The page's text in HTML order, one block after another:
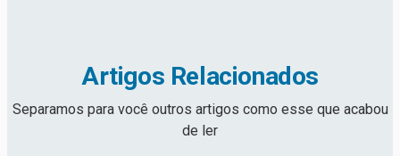
Artigos Relacionados
Separamos para você outros artigos como esse que acabou
de ler